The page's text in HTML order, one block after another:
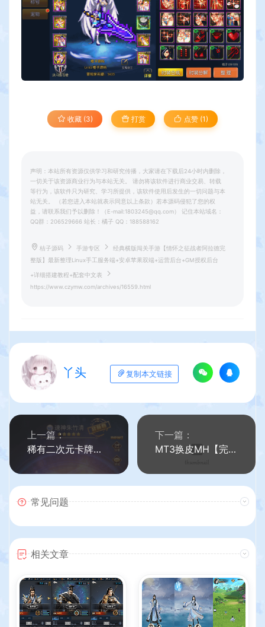
收藏 (3) 打赏 点赞 (1)
声明：本站所有资源仅供学习和研究传播，大家请在下载后24小时内删除，
一切关于该资源商业行为与本站无关。 请勿将该软件进行商业交易、转载
等行为，该软件只为研究、学习所提供，该软件使用后发生的一切问题与本
站无关。 （若您进入本站就表示同意以上条款）若本源码侵犯了您的权
益，请联系我们予以删除！（E-mail:1803245@qq.com） 记住本站域名：
QQ群：206529666 站长：橘子 QQ：188588162
桔子源码 手游专区
经典横版闯关手游【情怀之征战者阿拉德完
整版】最新整理Linux手工服务端+安卓苹果双端+运营后台+GM授权后台
+详细搭建教程+配套中文表
https://www.czymw.com/archives/16559.html
丫头 复制本文链接
上一篇：
稀有二次元卡牌回合手游【宝石新光速神朱竹清6.5万级内购版】最新整理Linux手工服务端+多区跨服+GM授权后台+安卓+详细搭建教程+视频教程
下一篇：
MT3换皮MH【完美西游】最新整理Linux手工服务端+安卓苹果双端+GM后台+详细搭建教程+全套源码
常见问题
相关文章